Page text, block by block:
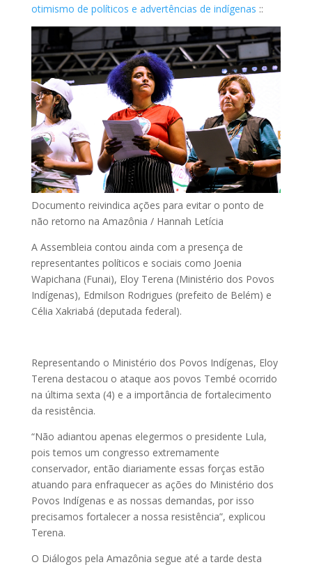
otimismo de políticos e advertências de indígenas ::
Documento reivindica ações para evitar o ponto de
não retorno na Amazônia / Hannah Letícia
A Assembleia contou ainda com a presença de
representantes políticos e sociais como Joenia
Wapichana (Funai), Eloy Terena (Ministério dos Povos
Indígenas), Edmilson Rodrigues (prefeito de Belém) e
Célia Xakriabá (deputada federal).
Representando o Ministério dos Povos Indígenas, Eloy
Terena destacou o ataque aos povos Tembé ocorrido
na última sexta (4) e a importância de fortalecimento
da resistência.
“Não adiantou apenas elegermos o presidente Lula,
pois temos um congresso extremamente
conservador, então diariamente essas forças estão
atuando para enfraquecer as ações do Ministério dos
Povos Indígenas e as nossas demandas, por isso
precisamos fortalecer a nossa resistência”, explicou
Terena.
O Diálogos pela Amazônia segue até a tarde desta